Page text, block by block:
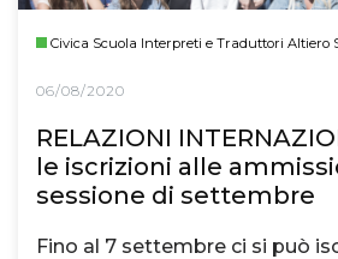
Civica Scuola Interpreti e Traduttori Altiero
06/08/2020
RELAZIONI
le iscrizioni alle
sessione di settembre
Fino al 7 settembre ci si può